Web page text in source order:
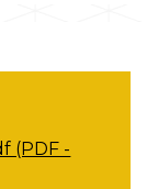
(PDF -